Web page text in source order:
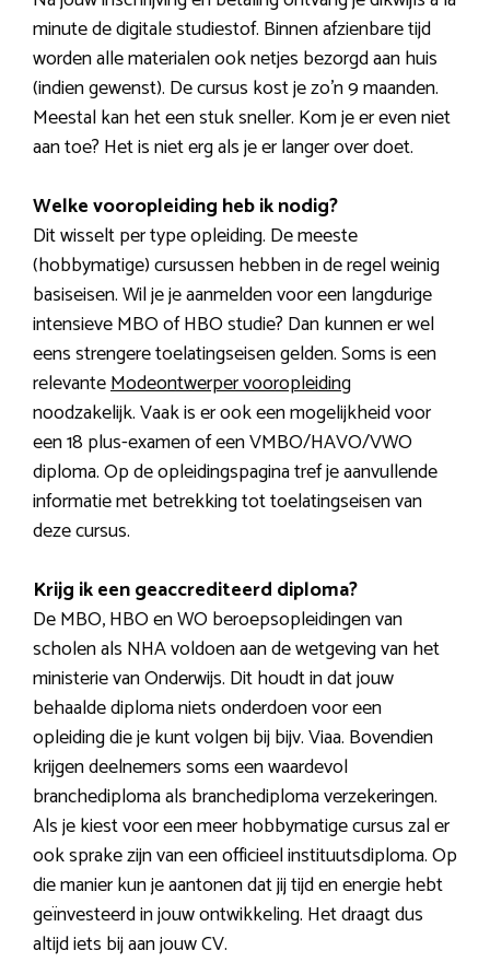
minute de digitale studiestof. Binnen afzienbare tijd
worden alle materialen ook netjes bezorgd aan huis
(indien gewenst). De cursus kost je zo’n 9 maanden.
Meestal kan het een stuk sneller. Kom je er even niet
aan toe? Het is niet erg als je er langer over doet.
Welke vooropleiding heb ik nodig?
Dit wisselt per type opleiding. De meeste
(hobbymatige) cursussen hebben in de regel weinig
basiseisen. Wil je je aanmelden voor een langdurige
intensieve MBO of HBO studie? Dan kunnen er wel
eens strengere toelatingseisen gelden. Soms is een
relevanteModeontwerper vooropleiding
noodzakelijk. Vaak is er ook een mogelijkheid voor
een 18 plus-examen of een VMBO/HAVO/VWO
diploma. Op de opleidingspagina tref je aanvullende
informatie met betrekking tot toelatingseisen van
deze cursus.
Krijg ik een geaccrediteerd diploma?
De MBO, HBO en WO beroepsopleidingen van
scholen als NHA voldoen aan de wetgeving van het
ministerie van Onderwijs. Dit houdt in dat jouw
behaalde diploma niets onderdoen voor een
opleiding die je kunt volgen bij bijv. Viaa. Bovendien
krijgen deelnemers soms een waardevol
branchediploma als branchediploma verzekeringen.
Als je kiest voor een meer hobbymatige cursus zal er
ook sprake zijn van een officieel instituutsdiploma. Op
die manier kun je aantonen dat jij tijd en energie hebt
geïnvesteerd in jouw ontwikkeling. Het draagt dus
altijd iets bij aan jouw CV.